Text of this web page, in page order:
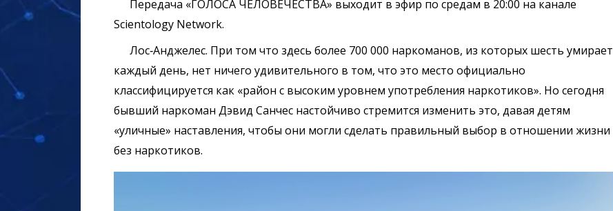
Передача «ГОЛОСА ЧЕЛОВЕЧЕСТВА» выходит в эфир по средам в 20:00 на канале
Scientology Network.
Лос‑Анджелес. При том что здесь более 700 000 наркоманов, из которых шесть умирает
каждый день, нет ничего удивительного в том, что это место официально
классифицируется как «район с высоким уровнем употребления наркотиков». Но сегодня
бывший наркоман Дэвид Санчес настойчиво стремится изменить это, давая детям
«уличные» наставления, чтобы они могли сделать правильный выбор в отношении жизни
без наркотиков.